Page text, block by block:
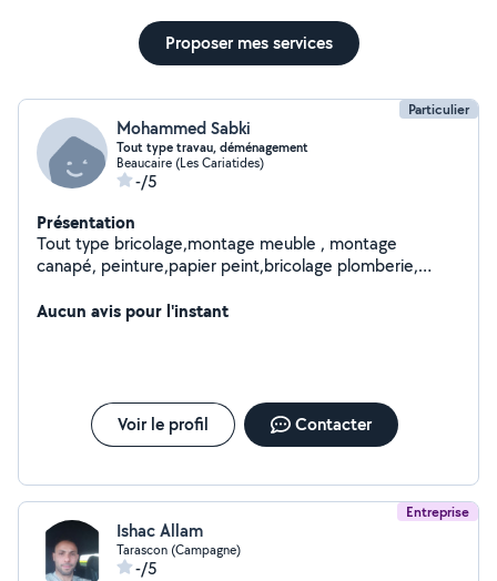
Proposer mes services
Particulier
Mohammed Sabki
Tout type travau, déménagement
Beaucaire (Les Cariatides)
-/5
Présentation
Tout type bricolage,montage meuble , montage
canapé, peinture,papier peint,bricolage plomberie,
Aucun avis pour l'instant
Voir le profil Contacter
Entreprise
Ishac Allam
Tarascon (Campagne)
-/5